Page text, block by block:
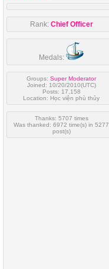
Rank: Chief Officer
Medals:
Groups: Super Moderator
Joined: 10/20/2010(UTC)
Posts: 17,158
Location: Học viện phù thủy
Thanks: 5707 times
Was thanked: 6972 time(s) in 5277
post(s)